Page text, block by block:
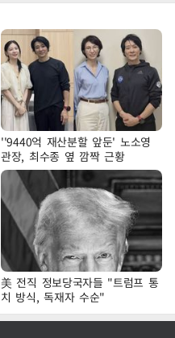
''9440억 재산분할 앞둔' 노소영
관장, 최수종 옆 깜짝 근황
美 전직 정보당국자들 "트럼프 통
치 방식, 독재자 수순"